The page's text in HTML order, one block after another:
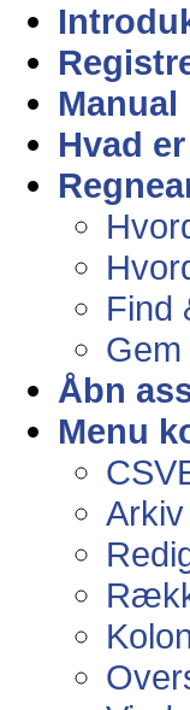
Hvad
Find
Åbn
Menu